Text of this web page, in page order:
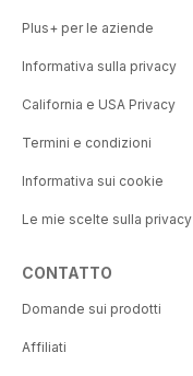
Plus+ per le aziende
Informativa sulla privacy
California e USA Privacy
Termini e condizioni
Informativa sui cookie
Le mie scelte sulla privacy
CONTATTO
Domande sui prodotti
Affiliati